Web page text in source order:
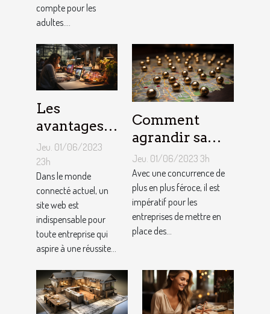
compte pour les
adultes....
Les
avantages
de faire
appel à un
spécialiste
de
conception
de site web
Jeu. 01/06/2023
23h
Dans le monde
connecté actuel, un
site web est
indispensable pour
toute entreprise qui
aspire à une réussite...
Comment
agrandir sa
notoriété
locale et
fidéliser sa
clientèle grâce
aux outils du
référencement
Jeu. 01/06/2023 3h
Avec une concurrence de
plus en plus féroce, il est
impératif pour les
entreprises de mettre en
place des...